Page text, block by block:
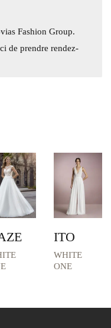
Fashion Group.
de prendre rendez-
ITO
WHITE
ONE